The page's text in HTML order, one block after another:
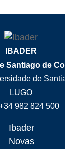
IBADER
Santiago de
de
LUGO
982 824 500
Ibader
Novas